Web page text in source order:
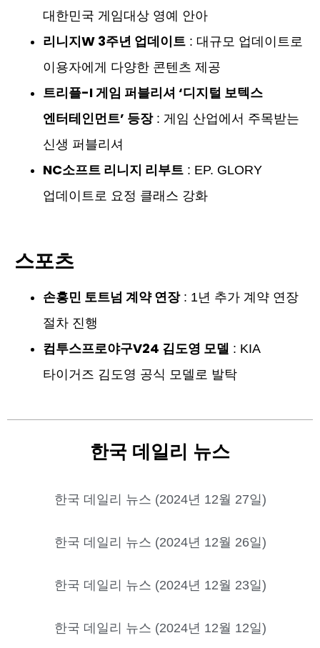
대한민국 게임대상 영예 안아
리니지W 3주년 업데이트 : 대규모 업데이트로
이용자에게 다양한 콘텐츠 제공
트리플-I 게임 퍼블리셔 ‘디지털 보텍스
엔터테인먼트’ 등장: 게임 산업에서 주목받는
신생 퍼블리셔
NC소프트 리니지 리부트 : EP. GLORY
업데이트로 요정 클래스 강화
스포츠
손흥민 토트넘 계약 연장: 1년 추가 계약 연장
절차 진행
컴투스프로야구V24 김도영 모델 : KIA
타이거즈 김도영 공식 모델로 발탁
한국 데일리 뉴스
한국 데일리 뉴스 (2024년 12월 27일)
한국 데일리 뉴스 (2024년 12월 26일)
한국 데일리 뉴스 (2024년 12월 23일)
한국 데일리 뉴스 (2024년 12월 12일)